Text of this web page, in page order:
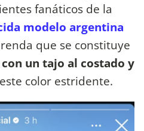
fanáticos de la
modelo argentina
que se constituye
un tajo al costado y
color estridente.